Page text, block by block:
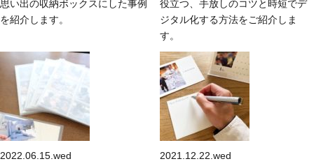
思い出の収納ボックスにした事例
を紹介します。
役立つ、手放しのコツと時短でデ
ジタル化する方法をご紹介しま
す。
2022.06.15.wed 2021.12.22.wed